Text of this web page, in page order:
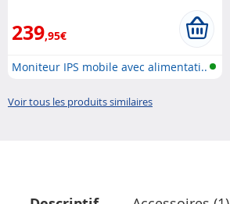
239,95€
Moniteur IPS mobile avec alimentati..
Voir tous les produits similaires